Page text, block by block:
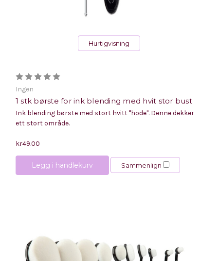
Hurtigvisning
Ingen
1 stk børste for ink blending med hvit stor bust
Ink blending børste med stort hvitt "hode". Denne dekker
ett stort område.
kr49.00
Legg i handlekurv Sammenlign